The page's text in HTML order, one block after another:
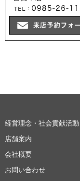
経営理念・社会貢献活動
店舗案内
会社概要
お問い合わせ